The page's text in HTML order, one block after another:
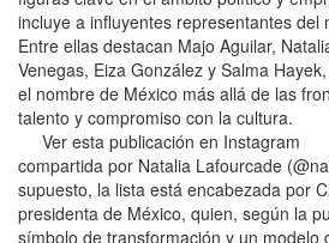
incluye a influyentes representantes del
Entre ellas destacan Majo Aguilar,
Venegas, Eiza González y Salma
el nombre de México más allá de las
talento y compromiso con la cultura.
Ver esta publicación en
compartida por Natalia Lafourcade
supuesto, la lista está encabezada por
presidenta de México, quien, según la
símbolo de transformación y un modelo